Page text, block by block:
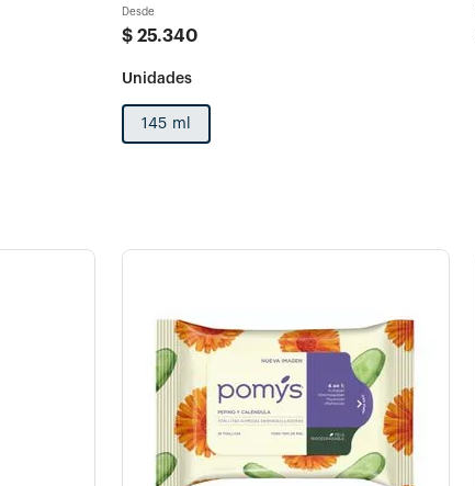
Desde
$ 25.340
145 ml